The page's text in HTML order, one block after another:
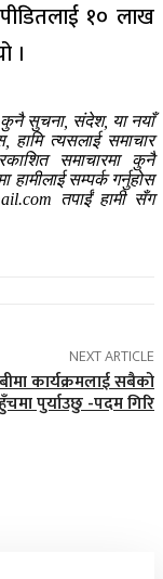
१० लाख
।
कुनै सुचना, संदेश, या नयाँ
हामि त्यसलाई समाचार
समाचारमा कुनै
हामीलाई सम्पर्क गर्नुहोस
तपाईं हामी सँग
NEXT ARTICLE
कार्यक्रमलाई सबैको
पुर्याउछु -पदम गिरि